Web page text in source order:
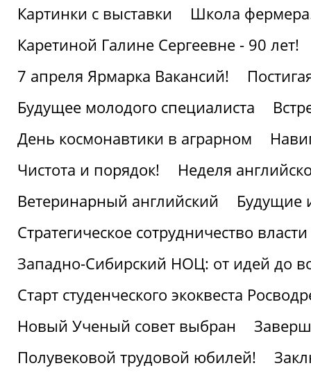
Картинки с выставки
Школа
Каретиной Галине Сергеевне - 90 лет!
7 апреля Ярмарка Вакансий!
Будущее молодого специалиста
День космонавтики в аграрном
Чистота и порядок!
Неделя
Ветеринарный английский
Будущие
Стратегическое сотрудничество
Западно-Сибирский НОЦ: от идей до
Старт студенческого экоквеста
Новый Ученый совет выбран
Полувековой трудовой юбилей!